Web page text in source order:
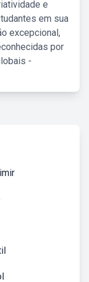
e
em sua
excepcional,
por
-